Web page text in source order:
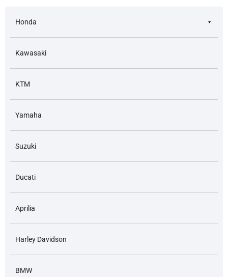
Honda
Kawasaki
KTM
Yamaha
Suzuki
Ducati
Aprilia
Harley Davidson
BMW